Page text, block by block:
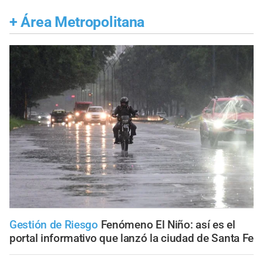
+ Área Metropolitana
Gestión de Riesgo Fenómeno El Niño: así es el
portal informativo que lanzó la ciudad de Santa Fe